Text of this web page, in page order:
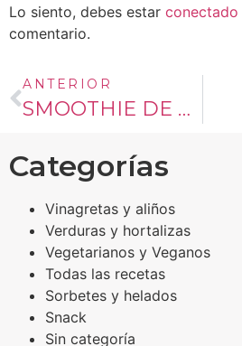
Lo siento, debes estar conectado
comentario.
ANTERIOR
SMOOTHIE DE FRUTOS ROJOS Y LECHE DE COCO
Categorías
Vinagretas y aliños
Verduras y hortalizas
Vegetarianos y Veganos
Todas las recetas
Sorbetes y helados
Snack
Sin categoría